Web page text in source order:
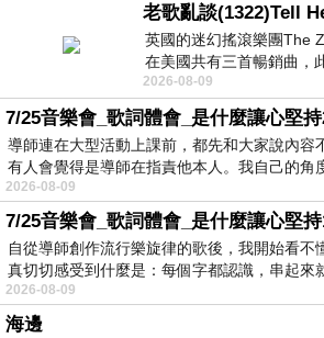
老歌亂談(1322)Tell
英國的迷幻搖滾樂團The
在美國共有三首暢銷曲，
No》即為其中之一，在告
2026-08-09
7/25音樂會_歌詞體會_是什麼讓心堅持
導師連在大型活動上課前，都先和大家說內容
有人會覺得是導師在指責他本人。我自己的角
2026-08-09
7/25音樂會_歌詞體會_是什麼讓心堅
自從導師創作流行樂旋律的歌後，我開始看不
真切切感受到什麼是：每個字都認識，串起來
2026-08-09
海邊